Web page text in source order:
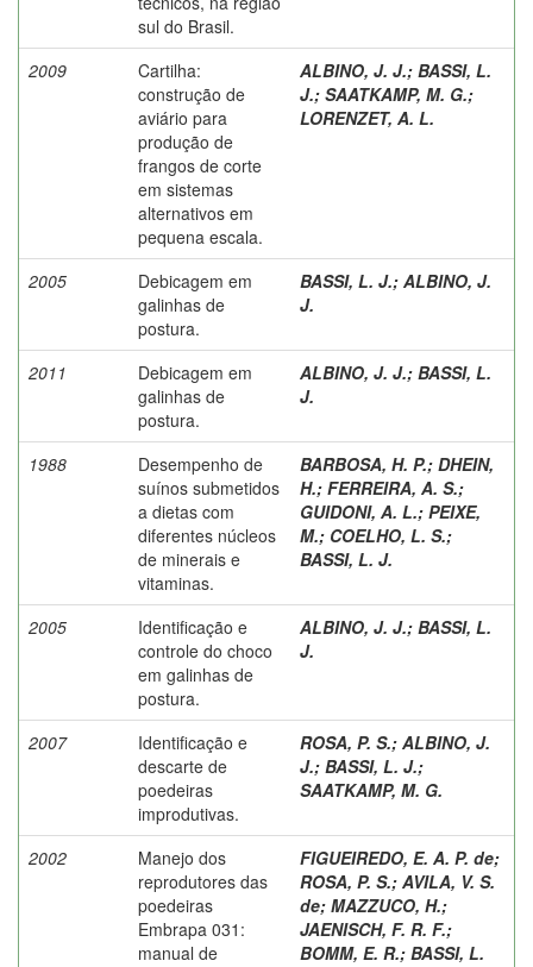
sul do Brasil.
2009
Cartilha:
construção de
aviário para
produção de
frangos de corte
em sistemas
alternativos em
pequena escala.
ALBINO, J. J.; BASSI, L.
J.; SAATKAMP, M. G.;
LORENZET, A. L.
2005
Debicagem em
galinhas de
postura.
BASSI, L. J.; ALBINO, J.
J.
2011
Debicagem em
galinhas de
postura.
ALBINO, J. J.; BASSI, L.
J.
1988
Desempenho de
suínos submetidos
a dietas com
diferentes núcleos
de minerais e
vitaminas.
BARBOSA, H. P.; DHEIN,
H.; FERREIRA, A. S.;
GUIDONI, A. L.; PEIXE,
M.; COELHO, L. S.;
BASSI, L. J.
2005
Identificação e
controle do choco
em galinhas de
postura.
ALBINO, J. J.; BASSI, L.
J.
2007
Identificação e
descarte de
poedeiras
improdutivas.
ROSA, P. S.; ALBINO, J.
J.; BASSI, L. J.;
SAATKAMP, M. G.
2002
Manejo dos
reprodutores das
poedeiras
Embrapa 031:
manual de
FIGUEIREDO, E. A. P. de;
ROSA, P. S.; AVILA, V. S.
de; MAZZUCO, H.;
JAENISCH, F. R. F.;
BOMM, E. R.; BASSI, L.